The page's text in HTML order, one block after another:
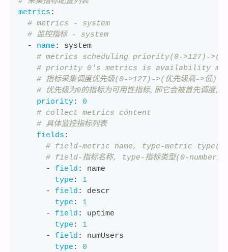
metrics :
# metrics - system
# 监控指标 - system
-
name :
system
# metrics scheduling priority(0->127)-
# priority 0's metrics is availability
# 指标采集调度优先级(0->127)->(优先级高->低) 优
# 优先级为0的指标为可用性指标,即它会被首先调度,
priority:
0
# collect metrics content
# 具体监控指标列表
fields :
# field-metric name, type-metric
# field-指标名称, type-指标类型(0-number
-
field :
name
type :
1
-
field :
descr
type :
1
-
field :
uptime
type :
1
-
field :
numUsers
type :
0